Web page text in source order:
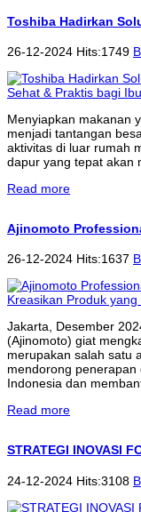
Toshiba Hadirkan
26-12-2024 Hits:1749
Menyiapkan makanan
menjadi tantangan
aktivitas di luar rumah
dapur yang tepat akan
Read more
Ajinomoto
26-12-2024 Hits:1637
Jakarta, Desember
(Ajinomoto) giat
merupakan salah satu
mendorong
Indonesia dan
Read more
STRATEGI INOVASI
24-12-2024 Hits:3108